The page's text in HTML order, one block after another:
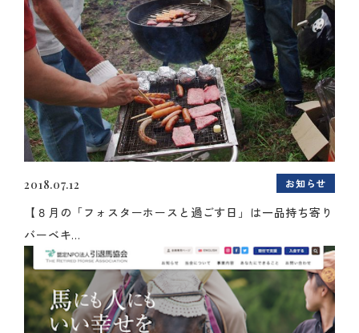
2018.07.12 お知らせ
【８月の「フォスターホースと過ごす日」は一品持ち寄り
バーベキ...